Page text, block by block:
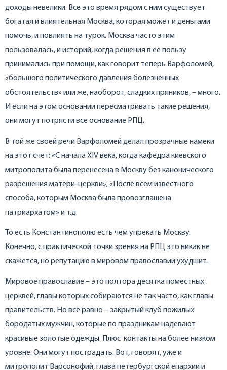
доходы невелики. Все это время рядом с ним существует
богатая и влиятельная Москва, которая может и деньгами
помочь, и повлиять на турок. Москва часто этим
пользовалась, и историй, когда решения в ее пользу
принимались при помощи, как говорит теперь Варфоломей,
«большого политического давления болезненных
обстоятельств» или же, наоборот, сладких пряников, – много.
И если на этом основании пересматривать такие решения,
они могут потрясти все основание РПЦ.
В той же своей речи Варфоломей делал прозрачные намеки
на этот счет: «С начала XIV века, когда кафедра киевского
митрополита была перенесена в Москву без канонического
разрешения матери-церкви»; «После всем известного
способа, которым Москва была провозглашена
патриархатом» и т.д.
То есть Константинополю есть чем упрекать Москву.
Конечно, с практической точки зрения на РПЦ это никак не
скажется, но репутацию в мировом православии ухудшит.
Мировое православие – это полтора десятка поместных
церквей, главы которых собираются не так часто, как главы
правительств. Но все равно – закрытый клуб пожилых
бородатых мужчин, которые по праздникам надевают
красивые золотые одежды. Плюс контакты на более низком
уровне. Они могут пострадать. Вот, говорят, уже и
митрополит Варсонофий, глава петербургской епархии и